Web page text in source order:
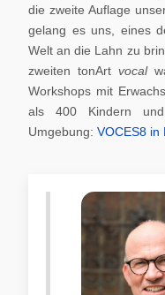
die zweite Auflage
gelang es uns, eines
Welt an die Lahn zu
zweiten tonArt vocal
Workshops mit
als 400 Kindern
Umgebung: VOCES8 in